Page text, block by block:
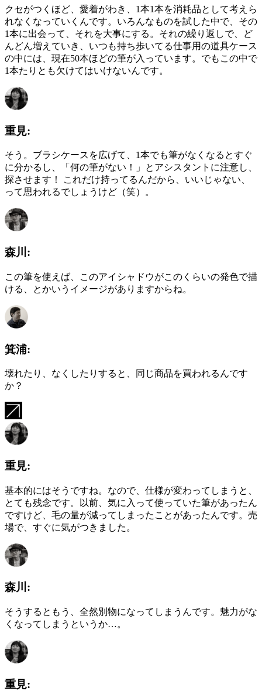
クセがつくほど、愛着がわき、1本1本を消耗品として考えら
れなくなっていくんです。いろんなものを試した中で、その
1本に出会って、それを大事にする。それの繰り返しで、ど
んどん増えていき、いつも持ち歩いてる仕事用の道具ケース
の中には、現在50本ほどの筆が入っています。でもこの中で
1本たりとも欠けてはいけないんです。
重見:
そう。ブラシケースを広げて、1本でも筆がなくなるとすぐ
に分かるし、「何の筆がない！」とアシスタントに注意し、
探させます！ これだけ持ってるんだから、いいじゃない、
って思われるでしょうけど（笑）。
森川:
この筆を使えば、このアイシャドウがこのくらいの発色で描
ける、とかいうイメージがありますからね。
箕浦:
壊れたり、なくしたりすると、同じ商品を買われるんです
か？
重見:
基本的にはそうですね。なので、仕様が変わってしまうと、
とても残念です。以前、気に入って使っていた筆があったん
ですけど、毛の量が減ってしまったことがあったんです。売
場で、すぐに気がつきました。
森川:
そうするともう、全然別物になってしまうんです。魅力がな
くなってしまうというか…。
重見: